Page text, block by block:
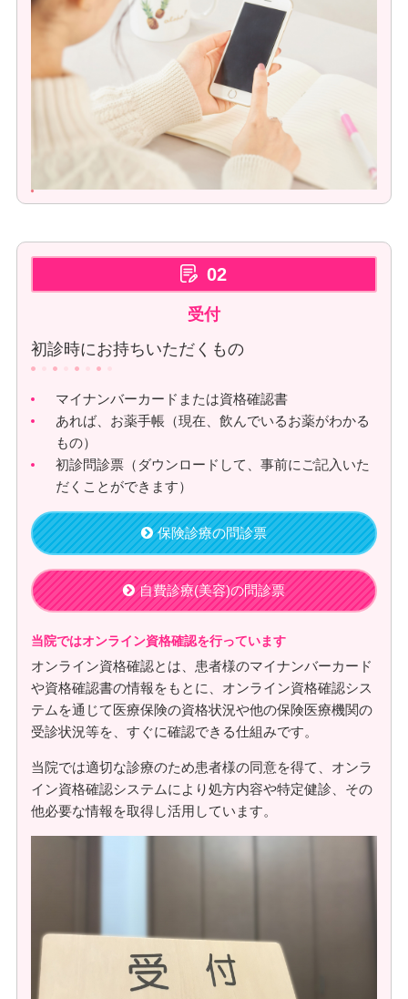
02
受付
初診時にお持ちいただくもの
マイナンバーカードまたは資格確認書
あれば、お薬手帳（現在、飲んでいるお薬がわかる
もの）
初診問診票（ダウンロードして、事前にご記入いた
だくことができます）
保険診療の問診票
自費診療(美容)の問診票
当院ではオンライン資格確認を行っています
オンライン資格確認とは、患者様のマイナンバーカード
や資格確認書の情報をもとに、オンライン資格確認シス
テムを通じて医療保険の資格状況や他の保険医療機関の
受診状況等を、すぐに確認できる仕組みです。
当院では適切な診療のため患者様の同意を得て、オンラ
イン資格確認システムにより処方内容や特定健診、その
他必要な情報を取得し活用しています。